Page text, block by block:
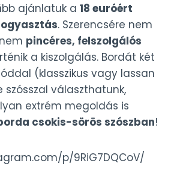
ajánlatuk a 18 euróért
. Szerencsére nem
pincéres, felszolgálós
a kiszolgálás. Bordát két
(klasszikus vagy lassan
választhatunk,
extrém megoldás is
csokis-sörös szószban!
p/9RiG7DQCoV/